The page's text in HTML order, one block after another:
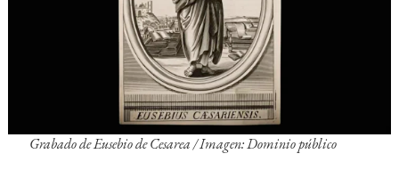
Grabado de Eusebio de Cesarea / Imagen: Dominio público